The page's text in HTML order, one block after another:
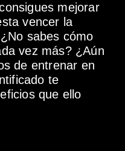
mejorar
vencer la
sabes cómo
vez más? ¿Aún
de entrenar en
te
que ello